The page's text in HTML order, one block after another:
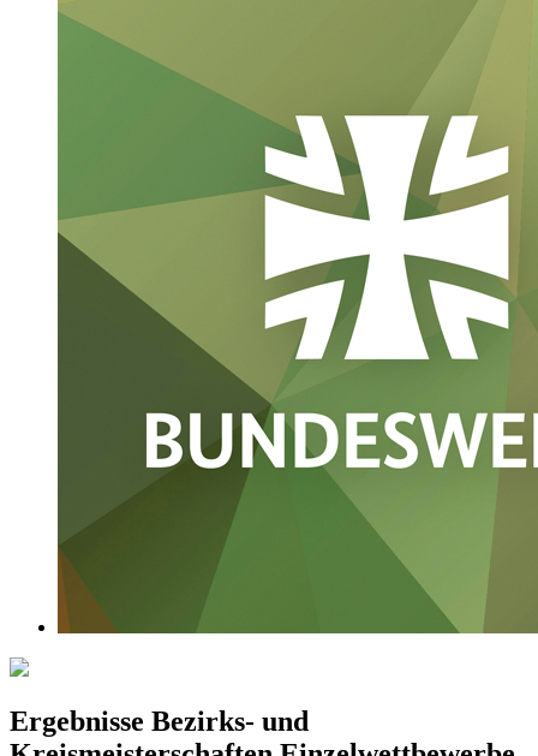
Ergebnisse Bezirks- und